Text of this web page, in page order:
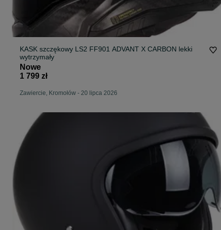
KASK szczękowy LS2 FF901 ADVANT X CARBON lekki
wytrzymały
Nowe
1 799 zł
Zawiercie, Kromołów - 20 lipca 2026